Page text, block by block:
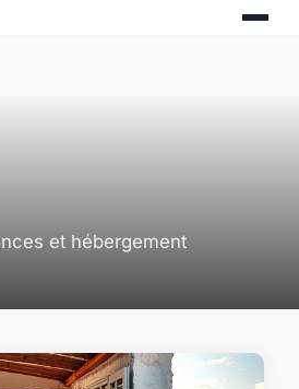
et hébergement